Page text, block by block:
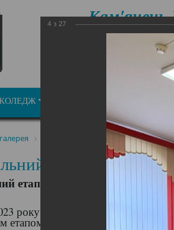
Кам'янець-
Завершальний етап
етап
етап атестаційного періоду
року у Кам'янець-Подільському
етапом атестаційного періоду
4 з 27